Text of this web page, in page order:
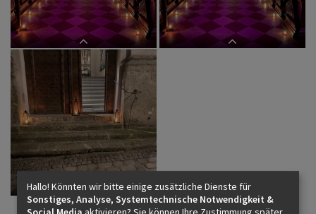
KONTAKT
Hallo! Könnten wir bitte einige zusätzliche Dienste für
Sonstiges, Analyse, Systemtechnische Notwendigkeit &